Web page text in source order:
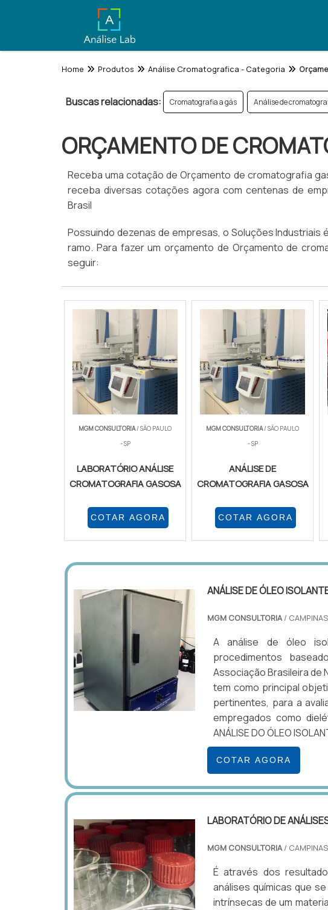
Home Produtos Análise Cromatografica - Categoria
Buscas relacionadas: Cromatografia a gás Análise de
ORÇAMENTO DE
Receba uma cotação de Orçamento de cromatografia
receba diversas cotações agora com centenas de
Brasil
Possuindo dezenas de empresas, o Soluções
ramo. Para fazer um orçamento de Orçamento de
seguir:
MGM CONSULTORIA/ SÃO PAULO
- SP
LABORATÓRIO ANÁLISE
CROMATOGRAFIA GASOSA
COTAR AGORA
MGM CONSULTORIA/ SÃO PAULO
- SP
ANÁLISE DE
CROMATOGRAFIA GASOSA
COTAR AGORA
ANÁLISE DE ÓLEO
MGM CONSULTORIA/
A análise de óleo
procedimentos
Associação Brasileira de
tem como principal
pertinentes, para a
empregados como
ANÁLISE DO ÓLEO
COTAR AGORA
LABORATÓRIO DE
MGM CONSULTORIA/
É através dos
análises químicas que
intrínsecas de um